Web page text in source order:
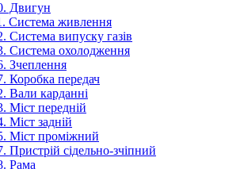
Двигун
Система живлення
Система випуску газів
Система охолодження
Зчеплення
Коробка передач
Вали карданні
Міст передній
Міст задній
Міст проміжний
Пристрій сідельно-зчіпний
Рама